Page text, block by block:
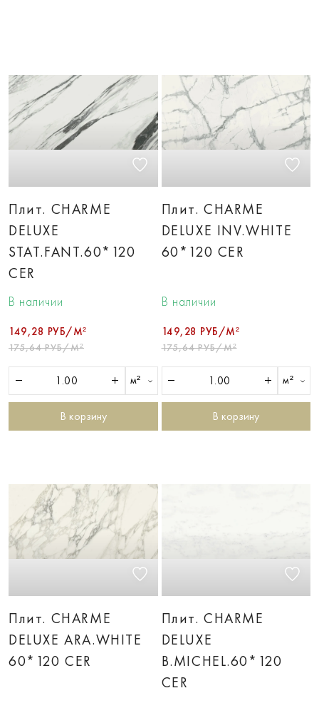
Плит. CHARME
DELUXE
STAT.FANT.60*120
CER
В наличии
149,28 РУБ/М²
175,64 РУБ/М²
м²
В корзину
Плит. CHARME
DELUXE INV.WHITE
60*120 CER
В наличии
149,28 РУБ/М²
175,64 РУБ/М²
м²
В корзину
Плит. CHARME
DELUXE ARA.WHITE
60*120 CER
Плит. CHARME
DELUXE
B.MICHEL.60*120
CER